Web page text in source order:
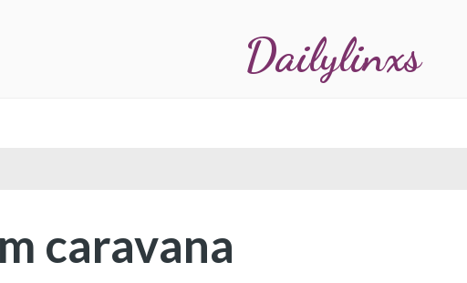
Dailylinxs
caravana